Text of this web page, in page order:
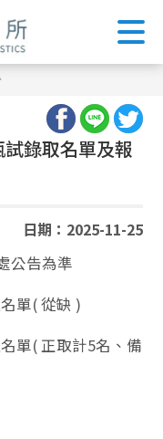
錄取名單及報
日期：2025-11-25
公告為準
單( 從缺 )
單( 正取計5名、備